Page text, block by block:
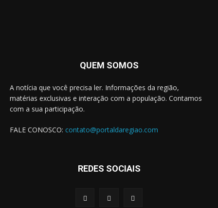
QUEM SOMOS
A notícia que você precisa ler. Informações da região,
matérias exclusivas e interação com a população. Contamos
com a sua participação.
FALE CONOSCO: contato@portaldaregiao.com
REDES SOCIAIS